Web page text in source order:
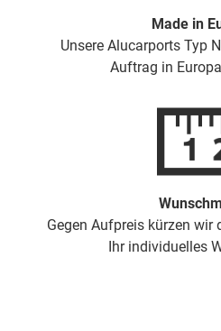
Made in
Unsere Alucarports Typ
Auftrag in
Gegen Aufpreis kürzen
Ihr individuelles